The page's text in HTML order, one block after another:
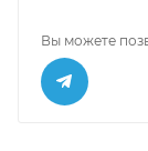
Вы можете